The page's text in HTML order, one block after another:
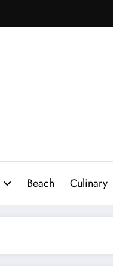
Beach Culinary